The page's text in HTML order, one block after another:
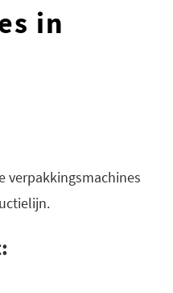
in
verpakkingsmachines